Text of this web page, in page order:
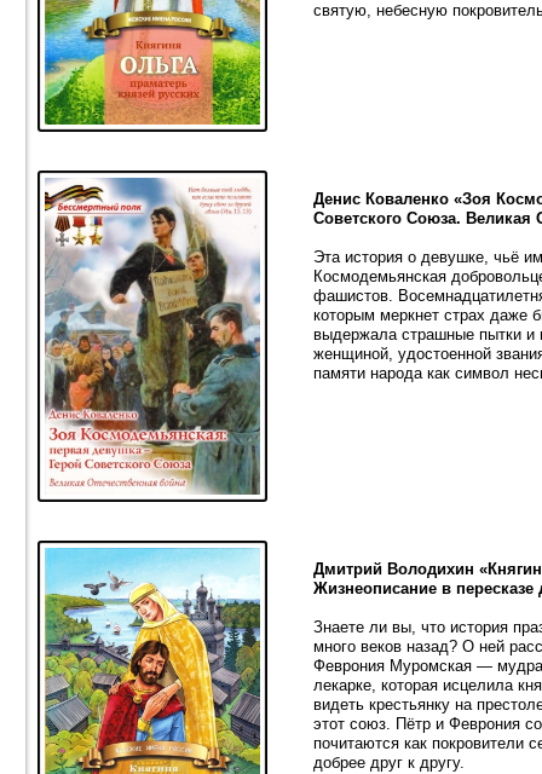
святую, небесную
Денис Коваленко «Зоя
Советского Союза. Великая
Эта история о девушке, чьё
Космодемьянская
фашистов.
которым меркнет страх даже
выдержала страшные пытки и
женщиной, удостоенной
памяти народа как символ
Дмитрий Володихин
Жизнеописание в пересказе
Знаете ли вы, что история
много веков назад? О ней
Феврония Муромская —
лекарке, которая исцелила
видеть крестьянку на
этот союз. Пётр и Феврония
почитаются как покровители
добрее друг к другу.